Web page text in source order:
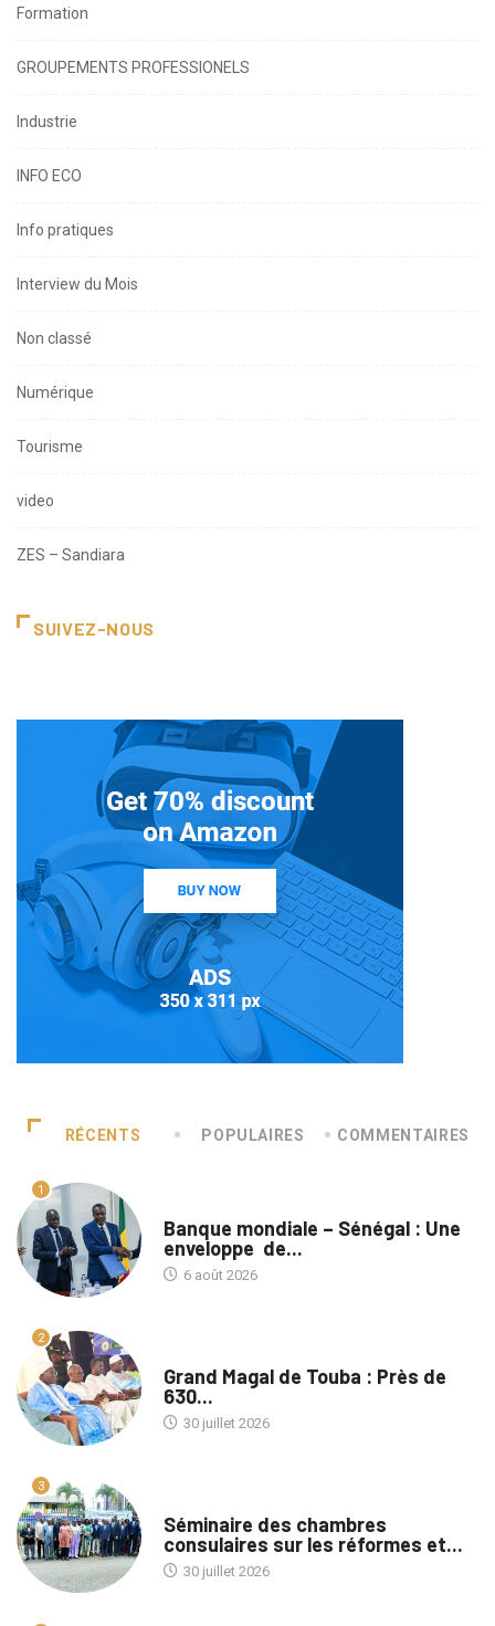
Formation
GROUPEMENTS PROFESSIONELS
Industrie
INFO ECO
Info pratiques
Interview du Mois
Non classé
Numérique
Tourisme
video
ZES – Sandiara
SUIVEZ-NOUS
RÉCENTS POPULAIRES COMMENTAIRES
1
Banque mondiale – Sénégal : Une
enveloppe de...
6 août 2026
2
Grand Magal de Touba : Près de
630...
30 juillet 2026
3
Séminaire des chambres
consulaires sur les réformes et...
30 juillet 2026